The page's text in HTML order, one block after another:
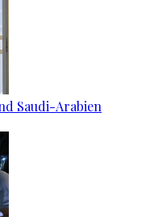
Saudi-Arabien